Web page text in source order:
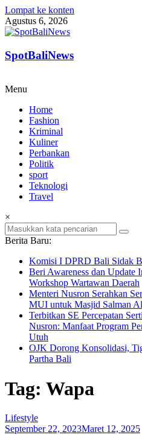
Lompat ke konten
Agustus 6, 2026
SpotBaliNews
Menu
Home
Fashion
Kriminal
Kuliner
Perbankan
Politik
sport
Teknologi
Travel
×
Berita Baru:
Komisi I DPRD Bali Sidak
Beri Awareness dan Update
Workshop Wartawan Daerah
Menteri Nusron Serahkan
MUI untuk Masjid Salman
Terbitkan SE Percepatan
Nusron: Manfaat Program
Utuh
OJK Dorong Konsolidasi,
Partha Bali
Tag: Wapa
Lifestyle
September 22, 2023Maret 12, 2025